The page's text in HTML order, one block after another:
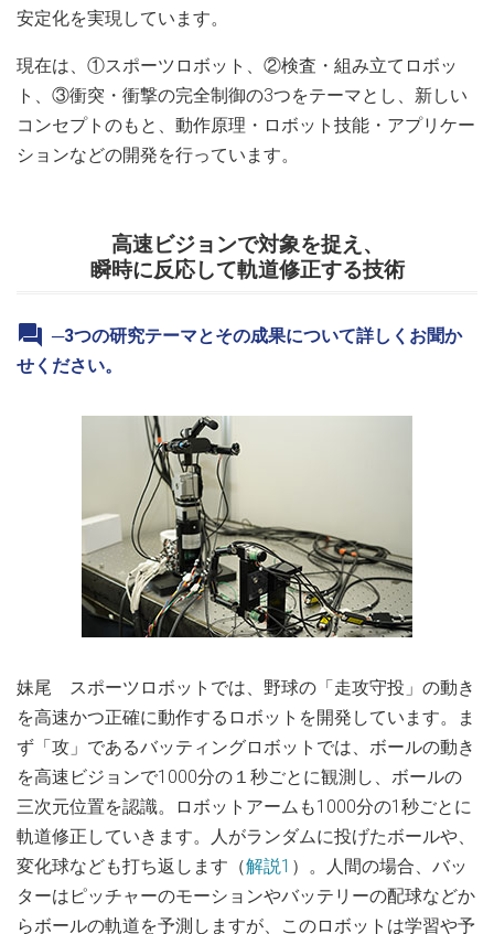
安定化を実現しています。
現在は、①スポーツロボット、②検査・組み立てロボッ
ト、③衝突・衝撃の完全制御の3つをテーマとし、新しい
コンセプトのもと、動作原理・ロボット技能・アプリケー
ションなどの開発を行っています。
高速ビジョンで対象を捉え、
瞬時に反応して軌道修正する技術
─3つの研究テーマとその成果について詳しくお聞か
せください。
妹尾 スポーツロボットでは、野球の「走攻守投」の動き
を高速かつ正確に動作するロボットを開発しています。ま
ず「攻」であるバッティングロボットでは、ボールの動き
を高速ビジョンで1000分の１秒ごとに観測し、ボールの
三次元位置を認識。ロボットアームも1000分の1秒ごとに
軌道修正していきます。人がランダムに投げたボールや、
変化球なども打ち返します（解説1 ）。人間の場合、バッ
ターはピッチャーのモーションやバッテリーの配球などか
らボールの軌道を予測しますが、このロボットは学習や予